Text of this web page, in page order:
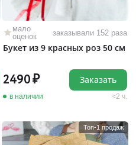
мало
оценок
заказывали 152 раза
Букет из 9 красных роз 50 см
2490
в наличии 2 ч.
Заказать
Топ-1 продаж